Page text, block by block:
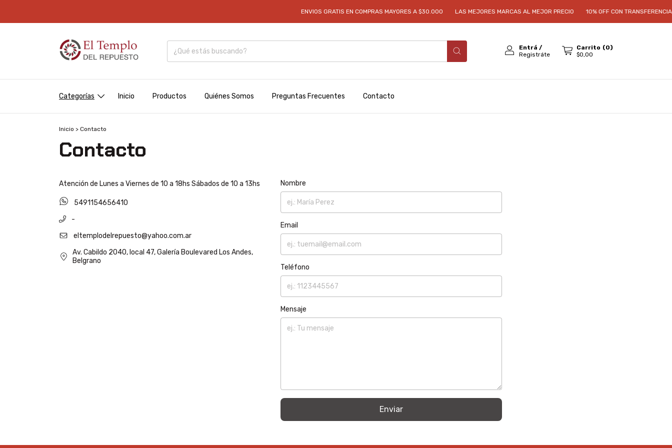
ENVIOS GRATIS EN COMPRAS MAYORES A $30.000 LAS MEJORES MARCAS AL MEJOR PRECIO 10% OFF CON TRANSFERENCIA
Entrá /
Registráte
Carrito (0)
$0,00
Categorías Inicio Productos Quiénes Somos Preguntas Frecuentes Contacto
Inicio > Contacto
Contacto
Atención de Lunes a Viernes de 10 a 18hs Sábados de 10 a 13hs
5491154656410
-
eltemplodelrepuesto@yahoo.com.ar
Av. Cabildo 2040, local 47, Galería Boulevared Los Andes,
Belgrano
Nombre
Email
Teléfono
Mensaje
Enviar